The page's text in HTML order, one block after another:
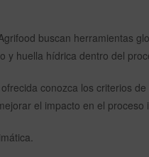
buscan herramientas
y huella hídrica dentro del
conozca los criterios
el impacto en el proceso